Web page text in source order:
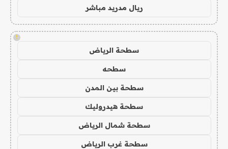
ريال مدريد مباشر
!
سطحة الرياض
سطحه
سطحة بين المدن
سطحة هيدروليك
سطحة شمال الرياض
سطحة غرب الرياض